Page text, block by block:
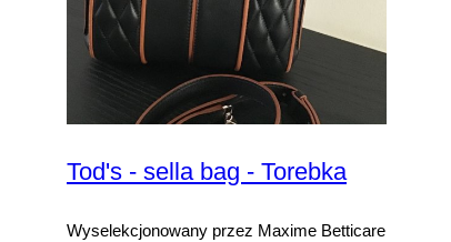
Tod's - sella bag - Torebka
Wyselekcjonowany przez Maxime Betticare